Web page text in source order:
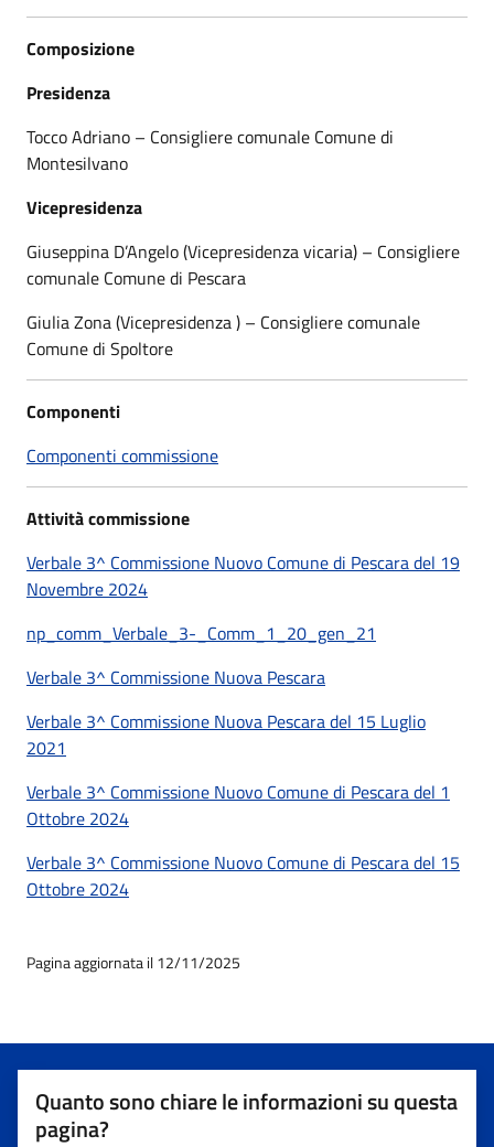
Composizione
Presidenza
Tocco Adriano – Consigliere comunale Comune di
Montesilvano
Vicepresidenza
Giuseppina D’Angelo (Vicepresidenza vicaria) – Consigliere
comunale Comune di Pescara
Giulia Zona (Vicepresidenza ) – Consigliere comunale
Comune di Spoltore
Componenti
Componenti commissione
Attività commissione
Verbale 3^ Commissione Nuovo Comune di Pescara del 19
Novembre 2024
np_comm_Verbale_3-_Comm_1_20_gen_21
Verbale 3^ Commissione Nuova Pescara
Verbale 3^ Commissione Nuova Pescara del 15 Luglio
2021
Verbale 3^ Commissione Nuovo Comune di Pescara del 1
Ottobre 2024
Verbale 3^ Commissione Nuovo Comune di Pescara del 15
Ottobre 2024
Pagina aggiornata il 12/11/2025
Quanto sono chiare le informazioni su questa
pagina?